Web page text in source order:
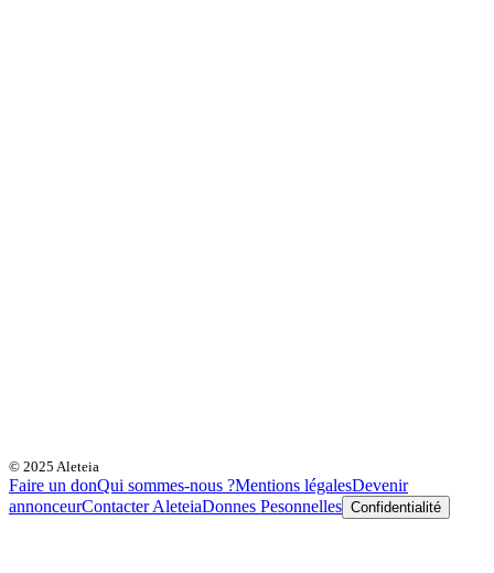
© 2025 Aleteia
Faire un donQui sommes-nous ?Mentions légalesDevenir
annonceurContacter AleteiaDonnes Pesonnelles Confidentialité